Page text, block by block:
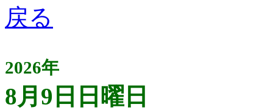
2026年
8月9日日曜日